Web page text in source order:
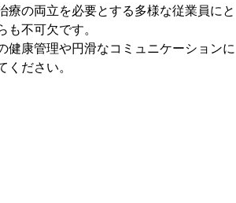
の両立を必要とする多様な従業員にと
不可欠です。
健康管理や円滑なコミュニケーションに
ださい。